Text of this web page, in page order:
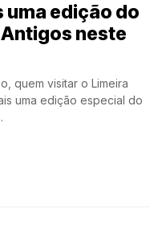
uma edição do
neste
quem visitar o Limeira
uma edição especial do